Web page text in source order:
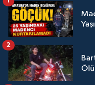
Ölü
2